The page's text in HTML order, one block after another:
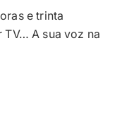
e trinta
TV… A sua voz na